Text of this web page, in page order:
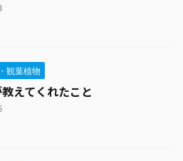
観葉植物
えてくれたこと